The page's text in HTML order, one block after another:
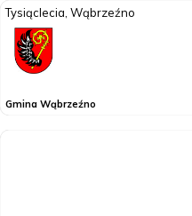
Tysiąclecia, Wąbrzeźno
Gmina Wąbrzeźno